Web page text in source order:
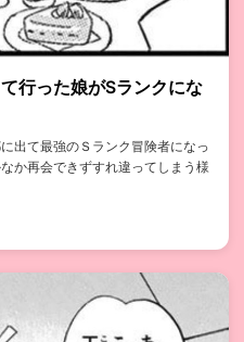
行った娘がSランクにな
出て最強のＳランク冒険者になっ
か再会できずすれ違ってしまう様